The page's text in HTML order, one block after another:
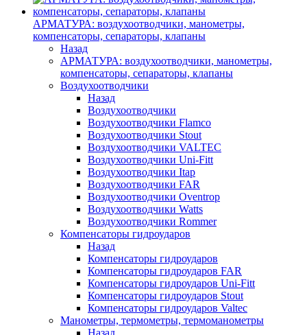
АРМАТУРА: воздухоотводчики, манометры,
компенсаторы, сепараторы, клапаны
Назад
АРМАТУРА: воздухоотводчики, манометры,
компенсаторы, сепараторы, клапаны
Воздухоотводчики
Назад
Воздухоотводчики
Воздухоотводчики Flamco
Воздухоотводчики Stout
Воздухоотводчики VALTEC
Воздухоотводчики Uni-Fitt
Воздухоотводчики Itap
Воздухоотводчики FAR
Воздухоотводчики Oventrop
Воздухоотводчики Watts
Воздухоотводчики Rommer
Компенсаторы гидроударов
Назад
Компенсаторы гидроударов
Компенсаторы гидроударов FAR
Компенсаторы гидроударов Uni-Fitt
Компенсаторы гидроударов Stout
Компенсаторы гидроударов Valtec
Манометры, термометры, термоманометры
Назад